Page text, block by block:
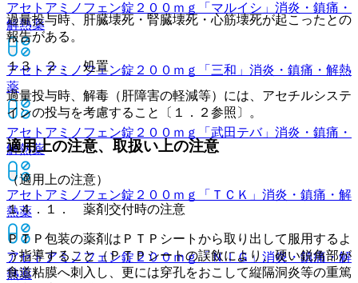
アセトアミノフェン錠２００ｍｇ「マルイシ」 消炎・鎮痛・
解熱薬
アセトアミノフェン錠２００ｍｇ「三和」 消炎・鎮痛・解熱
薬
アセトアミノフェン錠２００ｍｇ「武田テバ」 消炎・鎮痛・
解熱薬
アセトアミノフェン錠２００ｍｇ「ＴＣＫ」 消炎・鎮痛・解
熱薬
アセトアミノフェン錠２００ｍｇ「ＮＩＧ」 消炎・鎮痛・解
熱薬
過量投与時、肝臓壊死・腎臓壊死・心筋壊死が起こったとの
報告がある。
１３．２． 処置
過量投与時、解毒（肝障害の軽減等）には、アセチルシステ
インの投与を考慮すること〔１．２参照〕。
適用上の注意、取扱い上の注意
（適用上の注意）
１４．１． 薬剤交付時の注意
ＰＴＰ包装の薬剤はＰＴＰシートから取り出して服用するよ
う指導すること（ＰＴＰシートの誤飲により、硬い鋭角部が
食道粘膜へ刺入し、更には穿孔をおこして縦隔洞炎等の重篤